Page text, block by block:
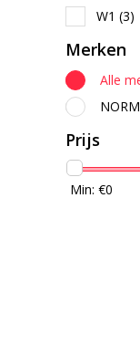
W1 (3)
Merken
Alle
Prijs
Min: €0